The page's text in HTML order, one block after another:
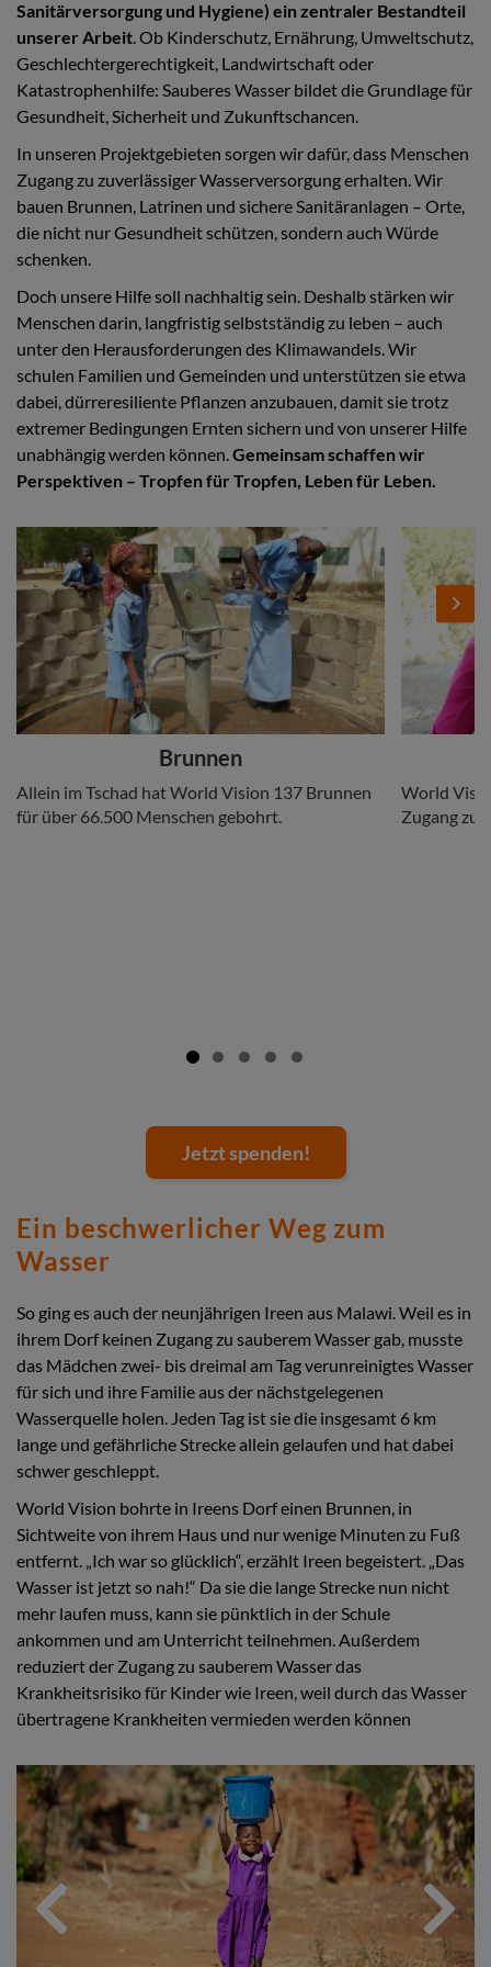
Sanitärversorgung und Hygiene) ein zentraler Bestandteil
unserer Arbeit . Ob Kinderschutz, Ernährung, Umweltschutz,
Geschlechtergerechtigkeit, Landwirtschaft oder
Katastrophenhilfe: Sauberes Wasser bildet die Grundlage für
Gesundheit, Sicherheit und Zukunftschancen.
In unseren Projektgebieten sorgen wir dafür, dass Menschen
Zugang zu zuverlässiger Wasserversorgung erhalten. Wir
bauen Brunnen, Latrinen und sichere Sanitäranlagen – Orte,
die nicht nur Gesundheit schützen, sondern auch Würde
schenken.
Doch unsere Hilfe soll nachhaltig sein. Deshalb stärken wir
Menschen darin, langfristig selbstständig zu leben – auch
unter den Herausforderungen des Klimawandels. Wir
schulen Familien und Gemeinden und unterstützen sie etwa
dabei, dürreresiliente Pflanzen anzubauen, damit sie trotz
extremer Bedingungen Ernten sichern und von unserer Hilfe
unabhängig werden können. Gemeinsam schaffen wir
Perspektiven – Tropfen für Tropfen, Leben für Leben.
Stories
Add
Image
Brunnen
Copy
Allein im Tschad hat World Vision 137 Brunnen
für über 66.500 Menschen gebohrt.
Add
Image
Copy
World
Zugang zu
Next
Jetzt spenden!
Ein beschwerlicher Weg zum
Wasser
So ging es auch der neunjährigen Ireen aus Malawi. Weil es in
ihrem Dorf keinen Zugang zu sauberem Wasser gab, musste
das Mädchen zwei- bis dreimal am Tag verunreinigtes Wasser
für sich und ihre Familie aus der nächstgelegenen
Wasserquelle holen. Jeden Tag ist sie die insgesamt 6 km
lange und gefährliche Strecke allein gelaufen und hat dabei
schwer geschleppt.
World Vision bohrte in Ireens Dorf einen Brunnen, in
Sichtweite von ihrem Haus und nur wenige Minuten zu Fuß
entfernt. „Ich war so glücklich“, erzählt Ireen begeistert. „Das
Wasser ist jetzt so nah!“ Da sie die lange Strecke nun nicht
mehr laufen muss, kann sie pünktlich in der Schule
ankommen und am Unterricht teilnehmen. Außerdem
reduziert der Zugang zu sauberem Wasser das
Krankheitsrisiko für Kinder wie Ireen, weil durch das Wasser
übertragene Krankheiten vermieden werden können
Previous Next